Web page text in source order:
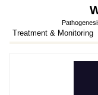
Treatment & Monitoring